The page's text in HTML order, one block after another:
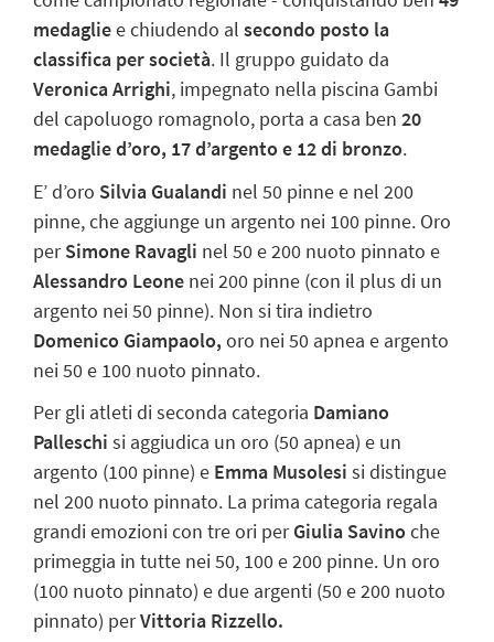
medagliee chiudendo al secondo posto la
classifica per società. Il gruppo guidato da
Veronica Arrighi, impegnato nella piscina Gambi
del capoluogo romagnolo, porta a casa ben 20
medaglie d’oro, 17 d’argento e 12 di bronzo.
E’ d’oro Silvia Gualandi nel 50 pinne e nel 200
pinne, che aggiunge un argento nei 100 pinne. Oro
perSimone Ravagli nel 50 e 200 nuoto pinnato e
Alessandro Leone nei 200 pinne (con il plus di un
argento nei 50 pinne). Non si tira indietro
Domenico Giampaolo, oro nei 50 apnea e argento
nei 50 e 100 nuoto pinnato.
Per gli atleti di seconda categoria Damiano
Palleschi si aggiudica un oro (50 apnea) e un
argento (100 pinne) e Emma Musolesi si distingue
nel 200 nuoto pinnato. La prima categoria regala
grandi emozioni con tre ori perGiulia Savinoche
primeggia in tutte nei 50, 100 e 200 pinne. Un oro
(100 nuoto pinnato) e due argenti (50 e 200 nuoto
pinnato) perVittoria Rizzello.